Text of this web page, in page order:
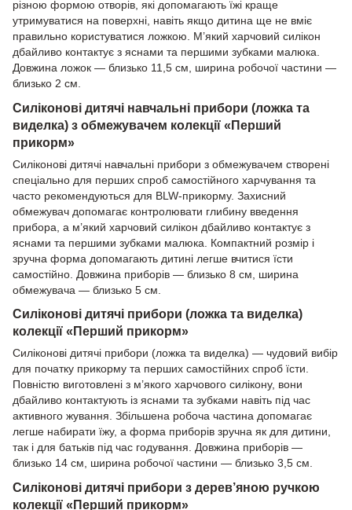
різною формою отворів, які допомагають їжі краще
утримуватися на поверхні, навіть якщо дитина ще не вміє
правильно користуватися ложкою. М’який харчовий силікон
дбайливо контактує з яснами та першими зубками малюка.
Довжина ложок — близько 11,5 см, ширина робочої частини —
близько 2 см.
Силіконові дитячі навчальні прибори (ложка та
виделка) з обмежувачем колекції «Перший
прикорм»
Силіконові дитячі навчальні прибори з обмежувачем створені
спеціально для перших спроб самостійного харчування та
часто рекомендуються для BLW-прикорму. Захисний
обмежувач допомагає контролювати глибину введення
прибора, а м’який харчовий силікон дбайливо контактує з
яснами та першими зубками малюка. Компактний розмір і
зручна форма допомагають дитині легше вчитися їсти
самостійно. Довжина приборів — близько 8 см, ширина
обмежувача — близько 5 см.
Силіконові дитячі прибори (ложка та виделка)
колекції «Перший прикорм»
Силіконові дитячі прибори (ложка та виделка) — чудовий вибір
для початку прикорму та перших самостійних спроб їсти.
Повністю виготовлені з м’якого харчового силікону, вони
дбайливо контактують із яснами та зубками навіть під час
активного жування. Збільшена робоча частина допомагає
легше набирати їжу, а форма приборів зручна як для дитини,
так і для батьків під час годування. Довжина приборів —
близько 14 см, ширина робочої частини — близько 3,5 см.
Силіконові дитячі прибори з дерев’яною ручкою
колекції «Перший прикорм»